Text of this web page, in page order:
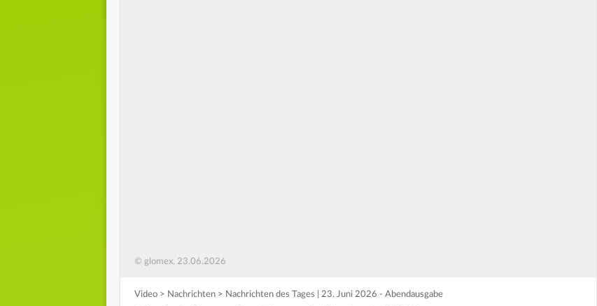
© glomex, 23.06.2026
Video > Nachrichten > Nachrichten des Tages | 23. Juni 2026 - Abendausgabe